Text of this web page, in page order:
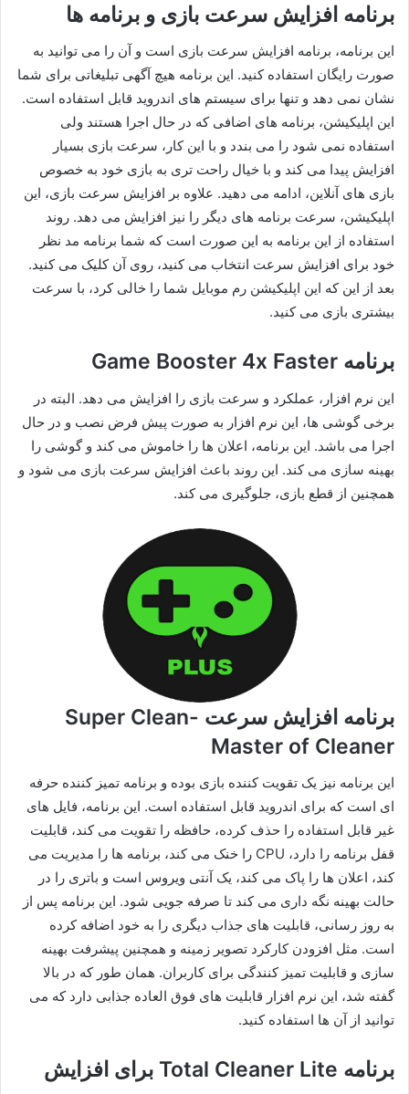
برنامه افزایش سرعت بازی و برنامه ها
این برنامه، برنامه افزایش سرعت بازی است و آن را می توانید به
صورت رایگان استفاده کنید. این برنامه هیچ آگهی تبلیغاتی برای شما
نشان نمی دهد و تنها برای سیستم های اندروید قابل استفاده است.
این اپلیکیشن، برنامه های اضافی که در حال اجرا هستند ولی
استفاده نمی شود را می بندد و با این کار، سرعت بازی بسیار
افزایش پیدا می کند و با خیال راحت تری به بازی خود به خصوص
بازی های آنلاین، ادامه می دهید. علاوه بر افزایش سرعت بازی، این
اپلیکیشن، سرعت برنامه های دیگر را نیز افزایش می دهد. روند
استفاده از این برنامه به این صورت است که شما برنامه مد نظر
خود برای افزایش سرعت انتخاب می کنید، روی آن کلیک می کنید.
بعد از این که این اپلیکیشن رم موبایل شما را خالی کرد، با سرعت
بیشتری بازی می کنید.
برنامه Game Booster 4x Faster
این نرم افزار، عملکرد و سرعت بازی را افزایش می دهد. البته در
برخی گوشی ها، این نرم افزار به صورت پیش فرض نصب و در حال
اجرا می باشد. این برنامه، اعلان ها را خاموش می کند و گوشی را
بهینه سازی می کند. این روند باعث افزایش سرعت بازی می شود و
همچنین از قطع بازی، جلوگیری می کند.
برنامه افزایش سرعت Super Clean-
Master of Cleaner‏
این برنامه نیز یک تقویت کننده بازی بوده و برنامه تمیز کننده حرفه
ای است که برای اندروید قابل استفاده است. این برنامه، فایل های
غیر قابل استفاده را حذف کرده، حافظه را تقویت می کند، قابلیت
قفل برنامه را دارد، CPU را خنک می کند، برنامه ها را مدیریت می
کند، اعلان ها را پاک می کند، یک آنتی ویروس است و باتری را در
حالت بهینه نگه داری می کند تا صرفه جویی شود. این برنامه پس از
به روز رسانی، قابلیت های جذاب دیگری را به خود اضافه کرده
است. مثل افزودن کارکرد تصویر زمینه و همچنین پیشرفت بهینه
سازی و قابلیت تمیز کنندگی برای کاربران. همان طور که در بالا
گفته شد، این نرم افزار قابلیت های فوق العاده جذابی دارد که می
توانید از آن ها استفاده کنید.
برنامه Total Cleaner Lite برای افزایش